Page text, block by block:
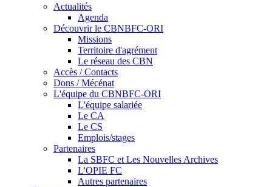
Actualités
Agenda
Découvrir le CBNBFC-ORI
Missions
Territoire d'agrément
Le réseau des CBN
Accès / Contacts
Dons / Mécénat
L'équipe du CBNBFC-ORI
L'équipe salariée
Le CA
Le CS
Emplois/stages
Partenaires
La SBFC et Les Nouvelles Archives
L'OPIE FC
Autres partenaires